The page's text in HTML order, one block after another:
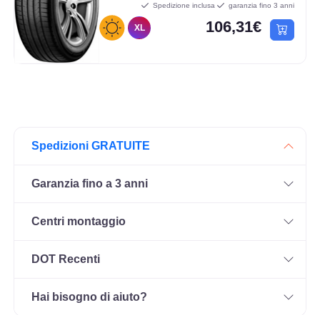
XL
Spedizione inclusa garanzia fino 3 anni
106,31€
Spedizioni GRATUITE
Garanzia fino a 3 anni
Centri montaggio
DOT Recenti
Hai bisogno di aiuto?